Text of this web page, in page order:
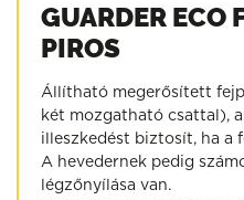
GUARDER ECO
PIROS
Állítható megerősített
két mozgatható csattal),
illeszkedést biztosít, ha a
A hevedernek pedig
légzőnyílása van.